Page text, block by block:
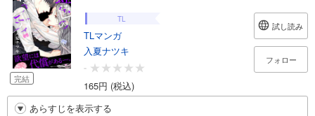
完結
TL
TLマンガ
入夏ナツキ
-
165円 (税込)
試し読み
フォロー
あらすじを表示する